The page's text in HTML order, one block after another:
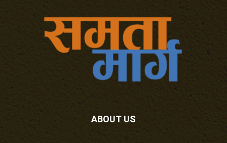
ABOUT US